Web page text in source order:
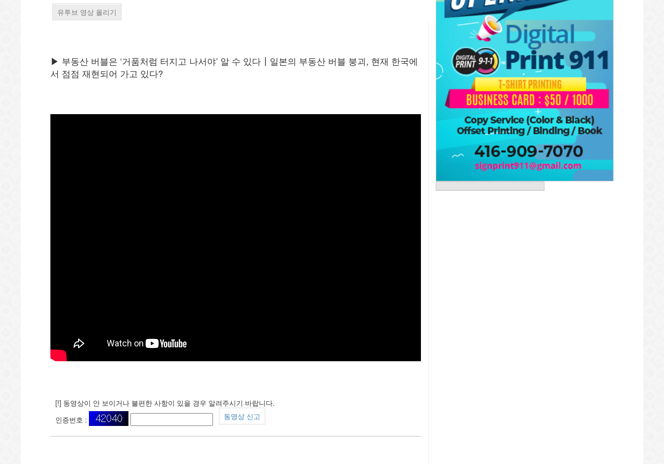
유투브 영상 올리기
▶ 부동산 버블은 ‘거품처럼 터지고 나서야’ 알 수 있다┃일본의 부동산 버블 붕괴, 현재 한국에
서 점점 재현되어 가고 있다?
[!] 동영상이 안 보이거나 불편한 사항이 있을 경우 알려주시기 바랍니다.
인증번호 :
동영상 신고